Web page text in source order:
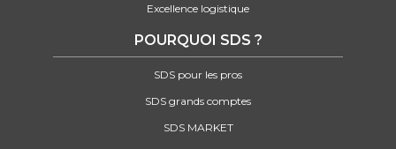
Excellence logistique
POURQUOI SDS ?
SDS pour les pros
SDS grands comptes
SDS MARKET